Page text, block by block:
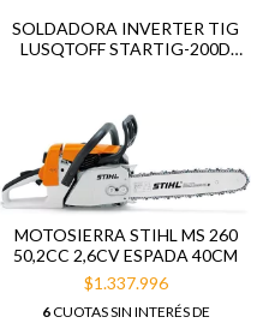
SOLDADORA INVERTER TIG
LUSQTOFF STARTIG-200D
MOTOSIERRA STIHL MS 260
50,2CC 2,6CV ESPADA 40CM
$1.337.996
6CUOTAS SIN INTERÉS DE